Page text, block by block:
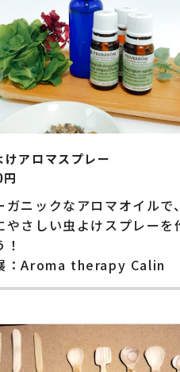
けアロマスプレー
ガニックなアロマオイルで
やさしい虫よけスプレーを
：Aroma therapy Calin